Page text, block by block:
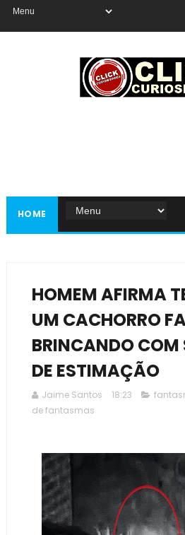
HOME
HOMEM AFIRMA
UM CACHORRO
BRINCANDO COM
DE ESTIMAÇÃO
Jaime Santos 18:23
de fantasmas